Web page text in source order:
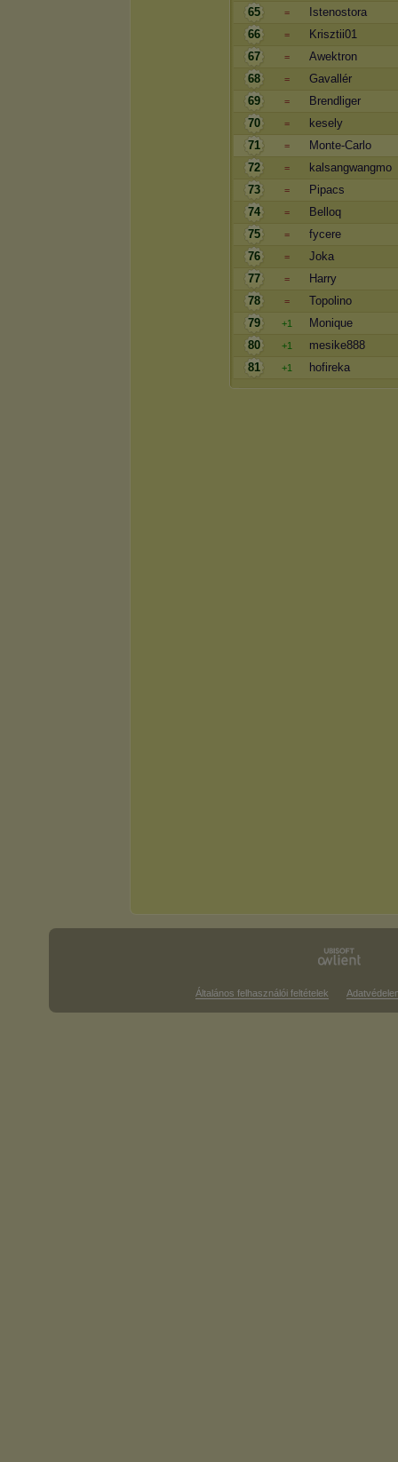
65
=
Istenostora
66
=
Krisztii01
67
=
Awektron
68
=
Gavallér
69
=
Brendliger
70
=
kesely
71
=
Monte-Carlo
72
=
kalsangwangmo
73
=
Pipacs
74
=
Belloq
75
=
fycere
76
=
Joka
77
=
Harry
78
=
Topolino
79
+1
Monique
80
+1
mesike888
81
+1 hofireka
Általános felhasználói feltételek